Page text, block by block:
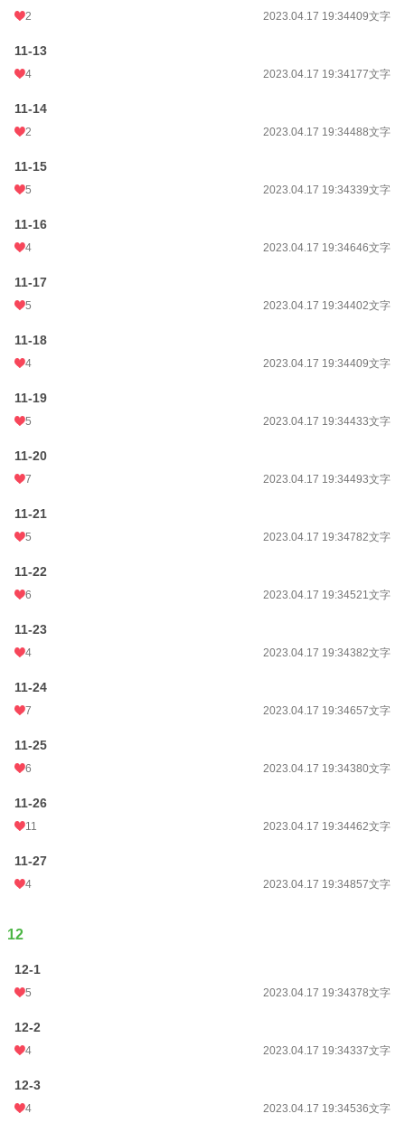
2 2023.04.17 19:34409文字
11-13
4 2023.04.17 19:34177文字
11-14
2 2023.04.17 19:34488文字
11-15
5 2023.04.17 19:34339文字
11-16
4 2023.04.17 19:34646文字
11-17
5 2023.04.17 19:34402文字
11-18
4 2023.04.17 19:34409文字
11-19
5 2023.04.17 19:34433文字
11-20
7 2023.04.17 19:34493文字
11-21
5 2023.04.17 19:34782文字
11-22
6 2023.04.17 19:34521文字
11-23
4 2023.04.17 19:34382文字
11-24
7 2023.04.17 19:34657文字
11-25
6 2023.04.17 19:34380文字
11-26
11 2023.04.17 19:34462文字
11-27
4 2023.04.17 19:34857文字
12
12-1
5 2023.04.17 19:34378文字
12-2
4 2023.04.17 19:34337文字
12-3
4 2023.04.17 19:34536文字